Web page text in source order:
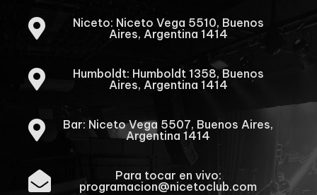

Niceto: Niceto Vega 5510, Buenos
Aires, Argentina 1414

Humboldt: Humboldt 1358, Buenos
Aires, Argentina 1414

Bar: Niceto Vega 5507, Buenos Aires,
Argentina 1414

Para tocar en vivo:
programacion@nicetoclub.com